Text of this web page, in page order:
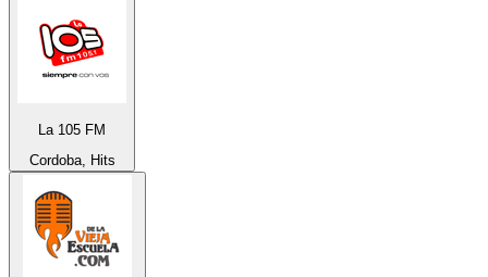
La 105 FM
Cordoba, Hits